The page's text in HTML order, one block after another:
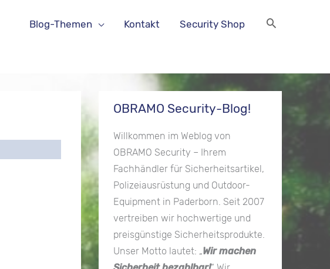
Blog-Themen Kontakt Security Shop
OBRAMO Security-Blog!
Willkommen im Weblog von
OBRAMO Security – Ihrem
Fachhändler für Sicherheitsartikel,
Polizeiausrüstung und Outdoor-
Equipment in Paderborn. Seit 2007
vertreiben wir hochwertige und
preisgünstige Sicherheitsprodukte.
Unser Motto lautet: „Wir machen